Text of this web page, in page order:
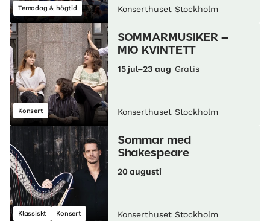
Temadag & högtid Konserthuset Stockholm
Konsert
SOMMARMUSIKER –
MIO KVINTETT
15 jul–23 aug Gratis
Konserthuset Stockholm
Klassiskt Konsert
Sommar med
Shakespeare
20 augusti
Konserthuset Stockholm